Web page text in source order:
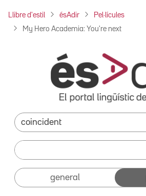
Llibre d'estil ésAdir Pel·lícules
My Hero Academia: You're next
general